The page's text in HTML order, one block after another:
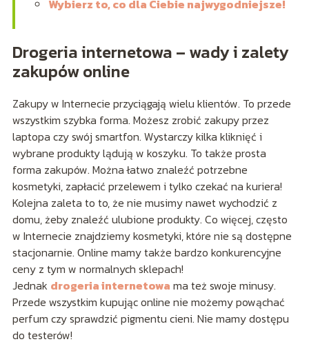
Wybierz to, co dla Ciebie najwygodniejsze!
Drogeria internetowa – wady i zalety
zakupów online
Zakupy w Internecie przyciągają wielu klientów. To przede
wszystkim szybka forma. Możesz zrobić zakupy przez
laptopa czy swój smartfon. Wystarczy kilka kliknięć i
wybrane produkty lądują w koszyku. To także prosta
forma zakupów. Można łatwo znaleźć potrzebne
kosmetyki, zapłacić przelewem i tylko czekać na kuriera!
Kolejna zaleta to to, że nie musimy nawet wychodzić z
domu, żeby znaleźć ulubione produkty. Co więcej, często
w Internecie znajdziemy kosmetyki, które nie są dostępne
stacjonarnie. Online mamy także bardzo konkurencyjne
ceny z tym w normalnych sklepach!
Jednak drogeria internetowa ma też swoje minusy.
Przede wszystkim kupując online nie możemy powąchać
perfum czy sprawdzić pigmentu cieni. Nie mamy dostępu
do testerów!